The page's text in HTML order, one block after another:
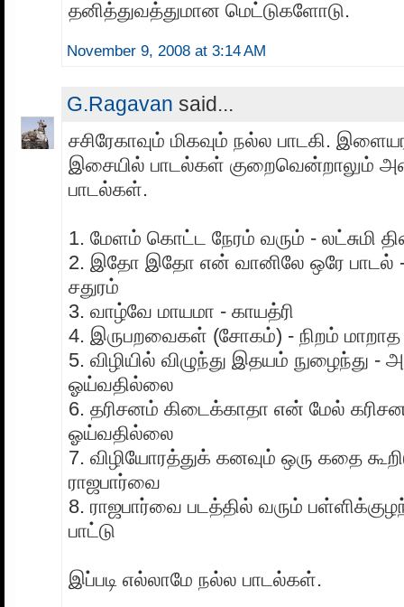
தனித்துவத்துமான மெட்டுகளோடு.
November 9, 2008 at 3:14 AM
G.Ragavan said...
சசிரேகாவும் மிகவும் நல்ல பாடகி.
இசையில் பாடல்கள் குறைவென்றாலும்
பாடல்கள்.
1. மேளம் கொட்ட நேரம் வரும் - லட்சுமி
2. இதோ இதோ என் வானிலே ஒரே பாடல்
சதுரம்
3. வாழ்வே மாயமா - காயத்ரி
4. இருபறவைகள் (சோகம்) - நிறம் மாறாத
5. விழியில் விழுந்து இதயம் நுழைந்து
ஓய்வதில்லை
6. தரிசனம் கிடைக்காதா என் மேல்
ஓய்வதில்லை
7. விழியோரத்துக் கனவும் ஒரு கதை
ராஜபார்வை
8. ராஜபார்வை படத்தில் வரும்
பாட்டு
இப்படி எல்லாமே நல்ல பாடல்கள்.